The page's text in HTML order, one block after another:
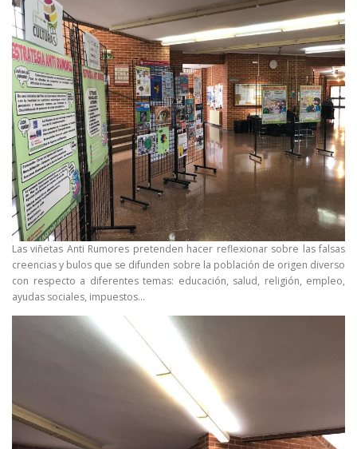
Las viñetas Anti Rumores pretenden hacer reflexionar sobre las falsas
creencias y bulos que se difunden sobre la población de origen diverso
con respecto a diferentes temas: educación, salud, religión, empleo,
ayudas sociales, impuestos…